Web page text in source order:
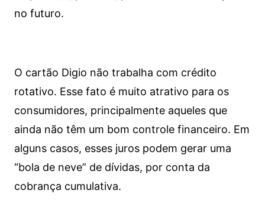
no futuro.
O cartão Digio não trabalha com crédito
rotativo. Esse fato é muito atrativo para os
consumidores, principalmente aqueles que
ainda não têm um bom controle financeiro. Em
alguns casos, esses juros podem gerar uma
“bola de neve” de dívidas, por conta da
cobrança cumulativa.